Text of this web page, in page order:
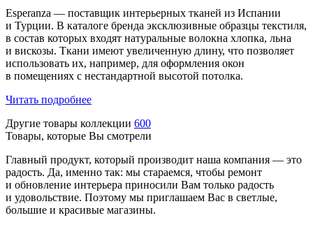
Esperanza — поставщик интерьерных тканей из Испании
и Турции. В каталоге бренда эксклюзивные образцы текстиля,
в состав которых входят натуральные волокна хлопка, льна
и вискозы. Ткани имеют увеличенную длину, что позволяет
использовать их, например, для оформления окон
в помещениях с нестандартной высотой потолка.
Читать подробнее
Другие товары коллекции 600
Товары, которые Вы смотрели
Главный продукт, который производит наша компания — это
радость. Да, именно так: мы стараемся, чтобы ремонт
и обновление интерьера приносили Вам только радость
и удовольствие. Поэтому мы приглашаем Вас в светлые,
большие и красивые магазины.